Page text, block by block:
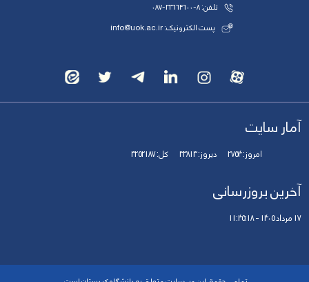
تلفن: 8-33664600-087
پست الکترونیک: info@uok.ac.ir
آمار سایت
امروز:2754 دیروز:33813 کل:3252187
آخرین بروزرسانی
17 مرداد 1405 - 11:45:18